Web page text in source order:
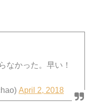
なかった。早い！
April 2, 2018